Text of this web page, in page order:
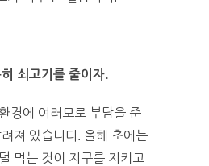
쇠고기를 줄이자.
경에 여러모로 부담을 준
져 있습니다. 올해 초에는
먹는 것이 지구를 지키고